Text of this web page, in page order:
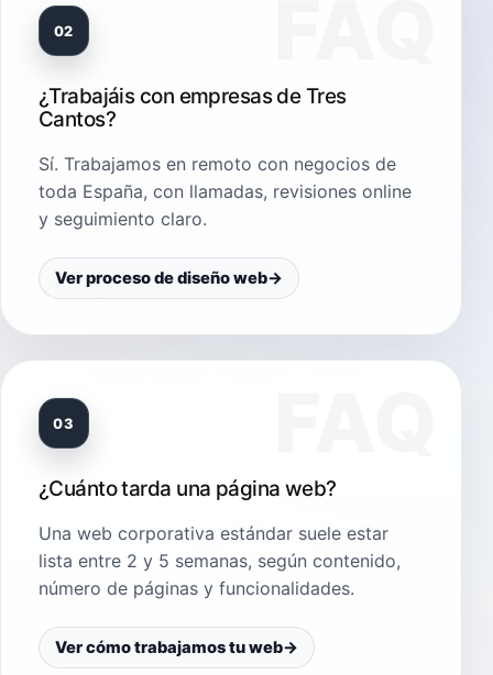
02
¿Trabajáis con empresas de Tres
Cantos?
Sí. Trabajamos en remoto con negocios de
toda España, con llamadas, revisiones online
y seguimiento claro.
Ver proceso de diseño web→
03
¿Cuánto tarda una página web?
Una web corporativa estándar suele estar
lista entre 2 y 5 semanas, según contenido,
número de páginas y funcionalidades.
Ver cómo trabajamos tu web→